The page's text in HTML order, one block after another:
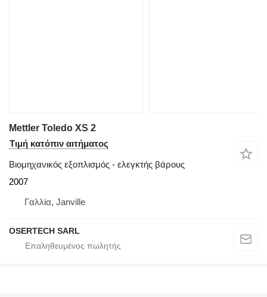
Mettler Toledo XS 2
Τιμή κατόπιν αιτήματος
Βιομηχανικός εξοπλισμός - ελεγκτής βάρους
2007
Γαλλία, Janville
OSERTECH SARL